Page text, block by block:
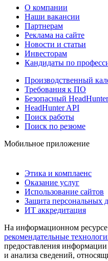
О компании
Наши вакансии
Партнерам
Реклама на сайте
Новости и статьи
Инвесторам
Кандидаты по
Производственный
Требования к ПО
Безопасный HeadHunter
HeadHunter API
Поиск работы
Поиск по резюме
Мобильное приложение
Этика и комплаенс
Оказание услуг
Использование сайтов
Защита персональных
ИТ аккредитация
На информационном
рекомендательные
предоставления информации
и анализа сведений,